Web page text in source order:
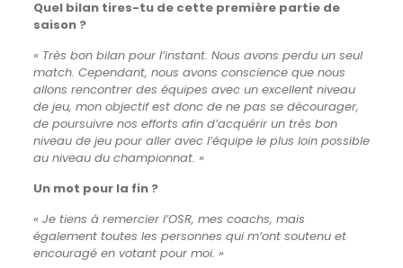
Quel bilan tires-tu de cette première partie de
saison ?
« Très bon bilan pour l’instant. Nous avons perdu un seul
match. Cependant, nous avons conscience que nous
allons rencontrer des équipes avec un excellent niveau
de jeu, mon objectif est donc de ne pas se décourager,
de poursuivre nos efforts afin d’acquérir un très bon
niveau de jeu pour aller avec l’équipe le plus loin possible
au niveau du championnat. »
Un mot pour la fin ?
« Je tiens à remercier l’OSR, mes coachs, mais
également toutes les personnes qui m’ont soutenu et
encouragé en votant pour moi. »